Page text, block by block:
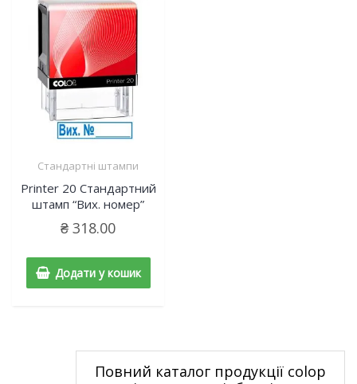
Стандартні штампи
Printer 20 Cтандартний
штамп “Вих. номер”
₴ 318.00
Додати у кошик
Повний каталог продукції colop